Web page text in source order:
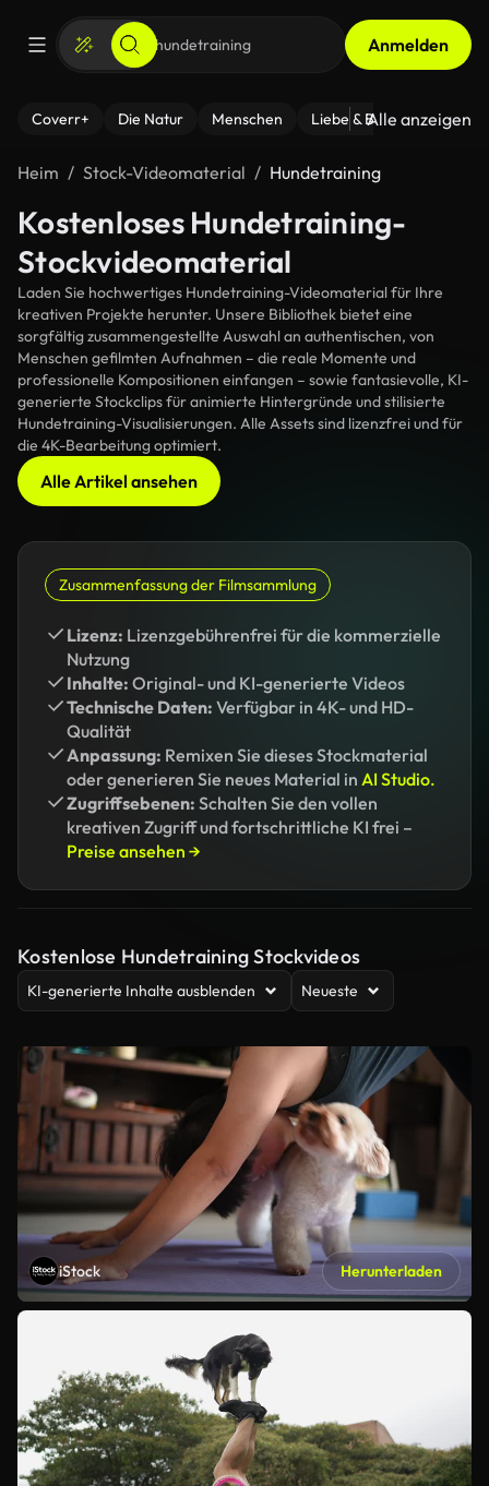
Anmelden
Coverr+ Die Natur Menschen Liebe & Beziehungen
Alle anzeigen
Heim Stock-Videomaterial Hundetraining
Kostenloses Hundetraining-
Stockvideomaterial
Laden Sie hochwertiges Hundetraining-Videomaterial für Ihre
kreativen Projekte herunter. Unsere Bibliothek bietet eine
sorgfältig zusammengestellte Auswahl an authentischen, von
Menschen gefilmten Aufnahmen – die reale Momente und
professionelle Kompositionen einfangen – sowie fantasievolle, KI-
generierte Stockclips für animierte Hintergründe und stilisierte
Hundetraining-Visualisierungen. Alle Assets sind lizenzfrei und für
die 4K-Bearbeitung optimiert.
Alle Artikel ansehen
Zusammenfassung der Filmsammlung
Lizenz: Lizenzgebührenfrei für die kommerzielle
Nutzung
Inhalte: Original- und KI-generierte Videos
Technische Daten: Verfügbar in 4K- und HD-
Qualität
Anpassung: Remixen Sie dieses Stockmaterial
oder generieren Sie neues Material in AI Studio.
Zugriffsebenen: Schalten Sie den vollen
kreativen Zugriff und fortschrittliche KI frei –
Preise ansehen →
Kostenlose Hundetraining Stockvideos
KI-generierte Inhalte ausblenden Neueste
iStock Herunterladen